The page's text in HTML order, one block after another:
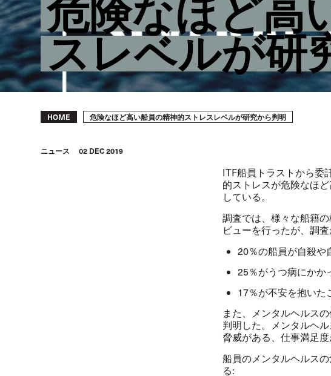
スレベルが研
Breadcrumb
HOME 危険なほど高い船員の精神的ストレスレベルが研究から判明
ニュース 02 DEC 2019
ITF船員トラストから委
的ストレスが危険なほ
している。
調査では、様々な船籍
ビューを行ったが、調
20％の船員が自殺や
25％がうつ病にかか
17％が不安を抱いた
また、メンタルヘルス
判明した。メンタルヘ
脅威がある、仕事満足
船員のメンタルヘルス
る: